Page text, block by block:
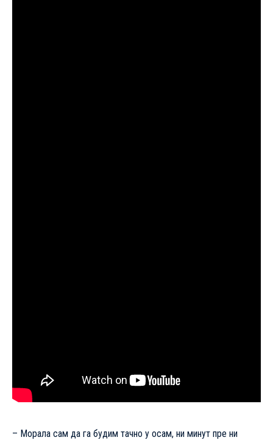
– Морала сам да га будим тачно у осам, ни минут пре ни